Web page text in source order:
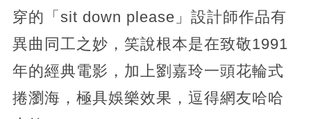
穿的「sit down please」設計師作品有
異曲同工之妙，笑說根本是在致敬1991
年的經典電影，加上劉嘉玲一頭花輪式
捲瀏海，極具娛樂效果，逗得網友哈哈